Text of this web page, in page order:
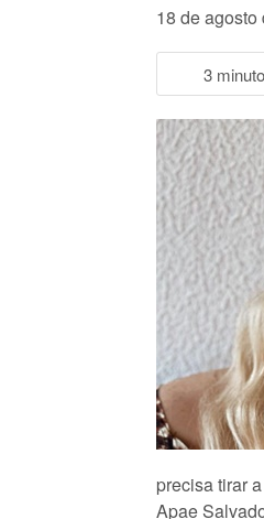
18 de agosto
3
precisa tirar
Apae